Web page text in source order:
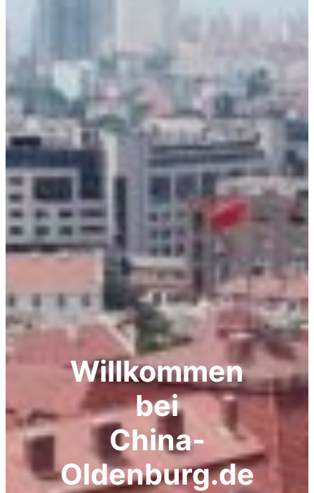
Willkommen
bei
China-
Oldenburg.de